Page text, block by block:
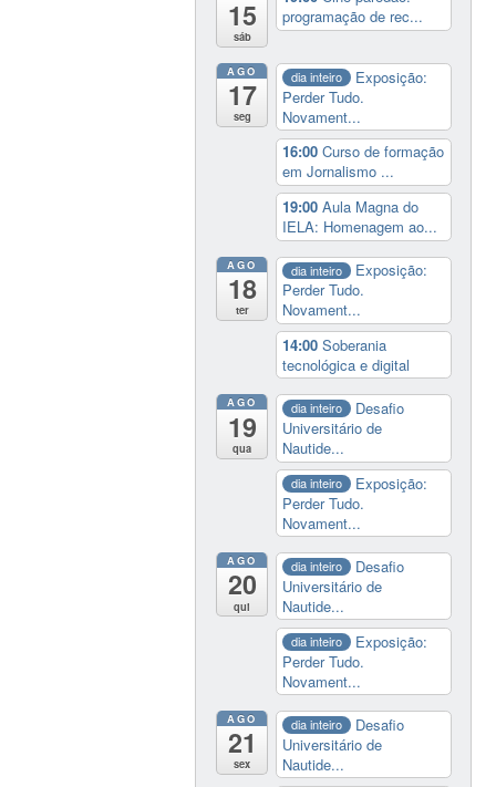
15
sáb
programação de rec...
AGO
17
seg
dia inteiro
Exposição:
Perder Tudo.
Novament...
16:00Curso de formação
em Jornalismo ...
19:00Aula Magna do
IELA: Homenagem ao...
AGO
18
ter
dia inteiro
Exposição:
Perder Tudo.
Novament...
14:00Soberania
tecnológica e digital
AGO
19
qua
dia inteiro
Desafio
Universitário de
Nautide...
dia inteiro
Exposição:
Perder Tudo.
Novament...
AGO
20
qui
dia inteiro
Desafio
Universitário de
Nautide...
dia inteiro
Exposição:
Perder Tudo.
Novament...
AGO
21
sex
dia inteiro
Desafio
Universitário de
Nautide...